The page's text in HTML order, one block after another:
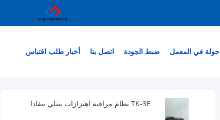
جولة في المعمل ضبط الجودة اتصل بنا أخبار طلب اقتباس
TK-3E نظام مراقبة اهتزازات بنتلي نيفادا